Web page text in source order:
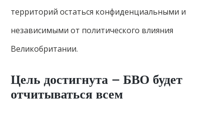
территорий остаться конфиденциальными и
независимыми от политического влияния
Великобритании.
Цель достигнута – БВО будет
отчитываться всем